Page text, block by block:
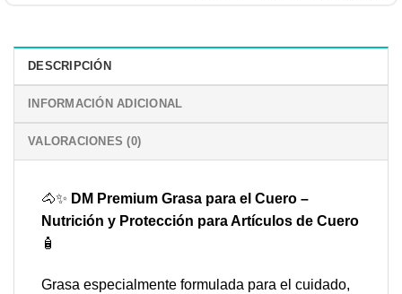
10,95 €
DESCRIPCIÓN
INFORMACIÓN ADICIONAL
VALORACIONES (0)
🐴✨ DM Premium Grasa para el Cuero –
Nutrición y Protección para Artículos de Cuero
🧴
Grasa especialmente formulada para el cuidado,